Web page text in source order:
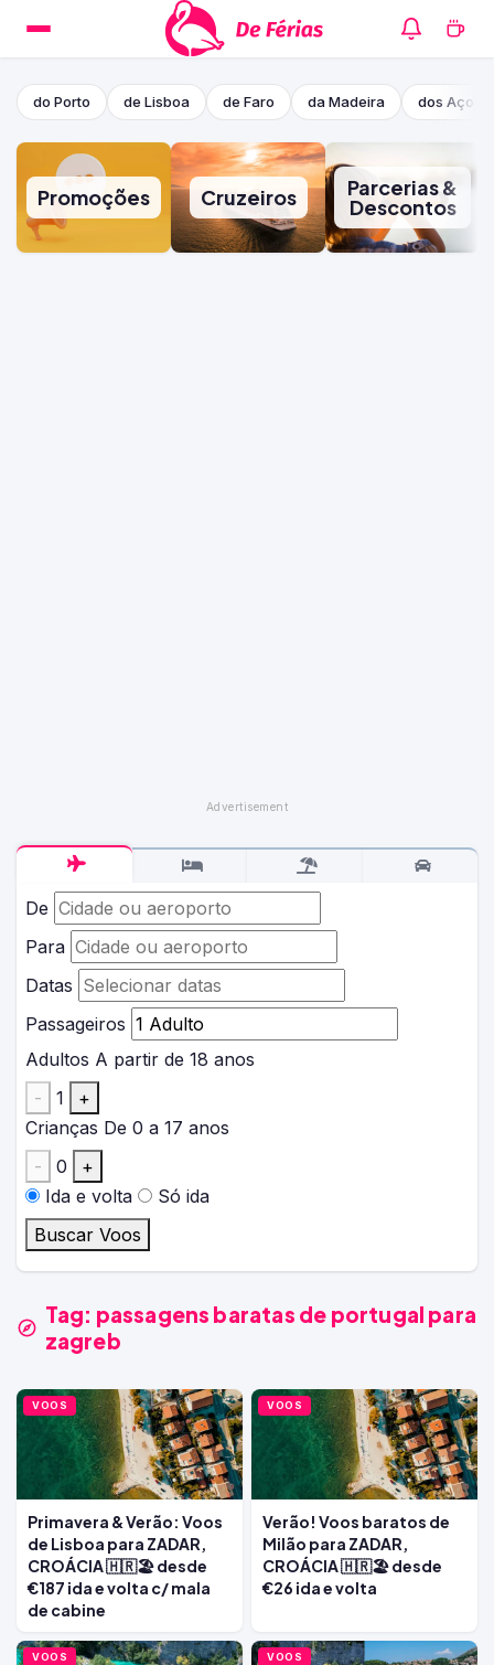
do Porto de Lisboa de Faro da Madeira dos
Promoções Cruzeiros Parcerias &
Descontos
De
Para
Datas
Passageiros
Adultos A partir de 18 anos
-
1
+
Crianças De 0 a 17 anos
-
0
+
Ida e volta
Só ida
Buscar Voos
Tag: passagens baratas de portugal para
zagreb
VOOS
Primavera & Verão: Voos
de Lisboa para ZADAR,
CROÁCIA 🇭🇷🏖️ desde
€187 ida e volta c/ mala
de cabine
VOOS
Verão! Voos baratos de
Milão para ZADAR,
CROÁCIA 🇭🇷🏖️ desde
€26 ida e volta
VOOS VOOS